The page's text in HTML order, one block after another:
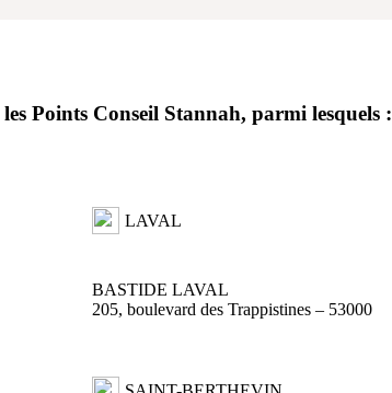
les Points Conseil Stannah, parmi lesquels :
LAVAL
BASTIDE LAVAL
205, boulevard des Trappistines – 53000